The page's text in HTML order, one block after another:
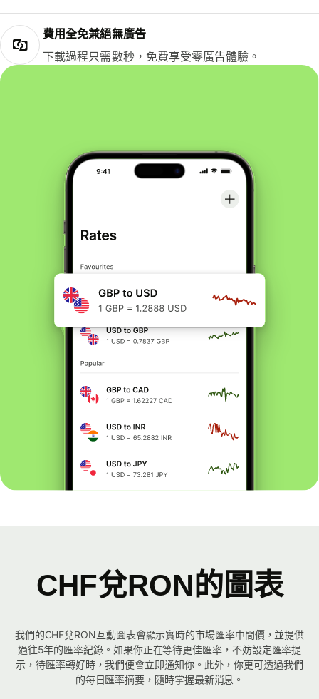
費用全免兼絕無廣告
下載過程只需數秒，免費享受零廣告體驗。
CHF兌RON的圖表
我們的CHF兌RON互動圖表會顯示實時的市場匯率中間價，並提供
過往5年的匯率紀錄。如果你正在等待更佳匯率，不妨設定匯率提
示，待匯率轉好時，我們便會立即通知你。此外，你更可透過我們
的每日匯率摘要，隨時掌握最新消息。